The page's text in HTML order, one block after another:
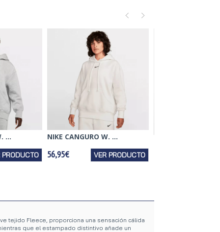
...
PRODUCTO
NIKE CANGURO W. ...
56,95€ VER PRODUCTO
tejido Fleece, proporciona una sensación cálida
que el estampado distintivo añade un